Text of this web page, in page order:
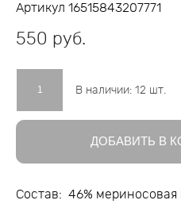
Артикул 16515843207771
550 pуб.
В наличии: 12 шт.
ДОБАВИТЬ В
Состав: 46% мериносовая